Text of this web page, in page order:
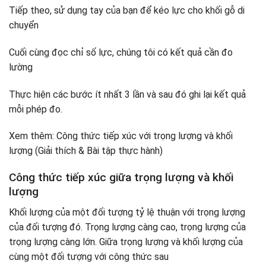
Tiếp theo, sử dụng tay của bạn để kéo lực cho khối gỗ di
chuyển
Cuối cùng đọc chỉ số lực, chúng tôi có kết quả cần đo
lường
Thực hiện các bước ít nhất 3 lần và sau đó ghi lại kết quả
mỗi phép đo.
Xem thêm: Công thức tiếp xúc với trọng lượng và khối
lượng (Giải thích & Bài tập thực hành)
Công thức tiếp xúc giữa trọng lượng và khối
lượng
Khối lượng của một đối tượng tỷ lệ thuận với trọng lượng
của đối tượng đó. Trọng lượng càng cao, trọng lượng của
trọng lượng càng lớn. Giữa trọng lượng và khối lượng của
cùng một đối tượng với công thức sau